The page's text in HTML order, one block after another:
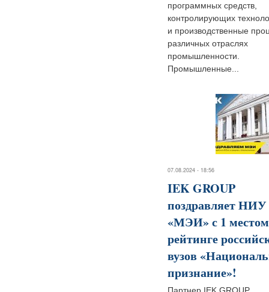
программных средств,
контролирующих
и производственные
различных отраслях
промышленности.
Промышленные...
07.08.2024 - 18:56
IEK GROUP
поздравляет НИУ
«МЭИ» с 1
рейтинге
вузов
признание»!